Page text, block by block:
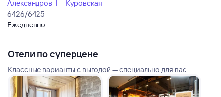
Александров-1 — Куровская
6426/6425
Ежедневно
Отели по суперцене
Классные варианты с выгодой — специально для вас